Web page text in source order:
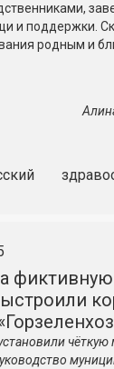
и поддержки.
родным и
фиктивную
чёткую